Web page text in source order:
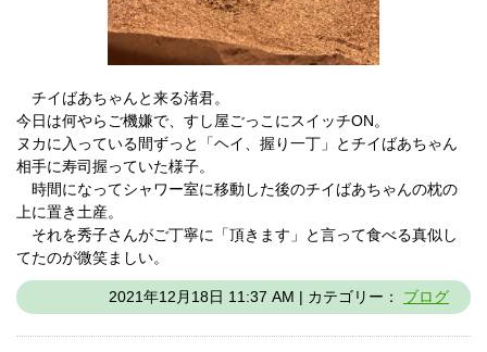
チイばあちゃんと来る渚君。
今日は何やらご機嫌で、すし屋ごっこにスイッチON。
ヌカに入っている間ずっと「ヘイ、握り一丁」とチイばあちゃん
相手に寿司握っていた様子。
時間になってシャワー室に移動した後のチイばあちゃんの枕の
上に置き土産。
それを秀子さんがご丁寧に「頂きます」と言って食べる真似し
てたのが微笑ましい。
2021年12月18日 11:37 AM | カテゴリー： ブログ